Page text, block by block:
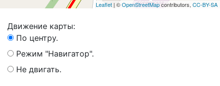
Leaflet | ©OpenStreetMapcontributors, CC-BY-SA
Движение карты:
По центру.
Режим "Навигатор".
Не двигать.